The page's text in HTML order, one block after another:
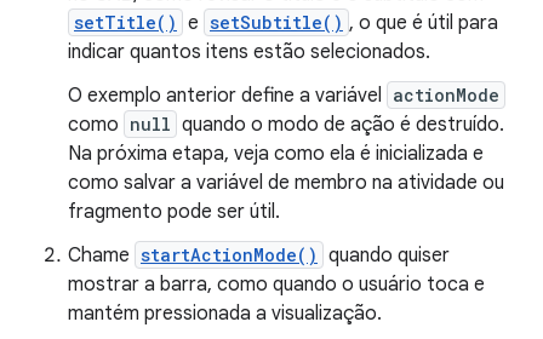
setTitle() e setSubtitle() , o que é útil para
indicar quantos itens estão selecionados.
O exemplo anterior define a variável actionMode
como null quando o modo de ação é destruído.
Na próxima etapa, veja como ela é inicializada e
como salvar a variável de membro na atividade ou
fragmento pode ser útil.
Chame startActionMode() quando quiser
mostrar a barra, como quando o usuário toca e
mantém pressionada a visualização.